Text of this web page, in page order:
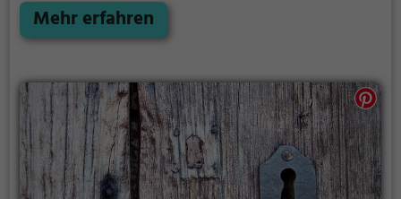
Léman). Der Begriff «Genfersee-Museum» wird aber
kaum gebraucht, da man die Institution auch im
Léman nennt.
Mehr erfahren